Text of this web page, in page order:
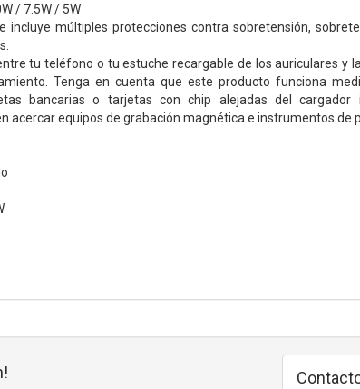
/ 7.5W / 5W
incluye múltiples protecciones contra sobretensión,
tu teléfono o tu estuche recargable de los auriculares y
Tenga en cuenta que este producto funciona
bancarias o tarjetas con chip alejadas del
acercar equipos de grabación magnética e instrumentos de